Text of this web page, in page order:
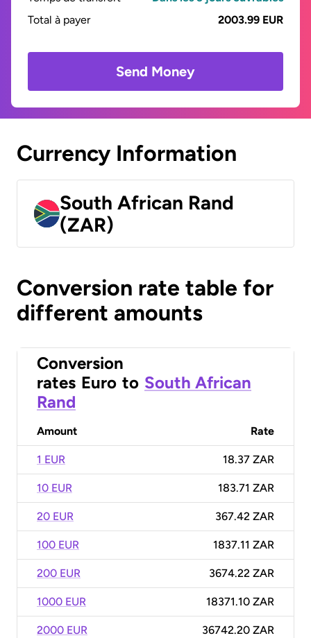
Total à payer
2003.99 EUR
Send Money
Currency Information
South African Rand
(ZAR)
Conversion rate table for
different amounts
Conversion
rates Euro to South African
Rand
Amount Rate
1 EUR 18.37 ZAR
10 EUR 183.71 ZAR
20 EUR 367.42 ZAR
100 EUR 1837.11 ZAR
200 EUR 3674.22 ZAR
1000 EUR 18371.10 ZAR
2000 EUR 36742.20 ZAR